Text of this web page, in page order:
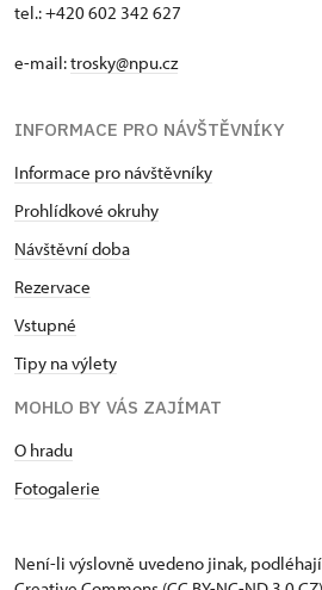
tel.: +420 602 342 627
e-mail:trosky@npu.cz
INFORMACE PRO NÁVŠTĚVNÍKY
Informace pro návštěvníky
Prohlídkové okruhy
Návštěvní doba
Rezervace
Vstupné
Tipy na výlety
MOHLO BY VÁS ZAJÍMAT
O hradu
Fotogalerie
Není-li výslovně uvedeno jinak,